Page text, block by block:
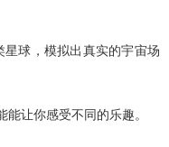
球，模拟出真实的宇宙场
让你感受不同的乐趣。